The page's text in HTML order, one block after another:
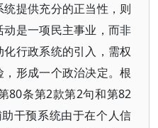
提供充分的正当性，则
是一项民主事业，而非
行政系统的引入，需权
形成一个政治决定。根
80条第2款第2句和第82
干预系统由于在个人信